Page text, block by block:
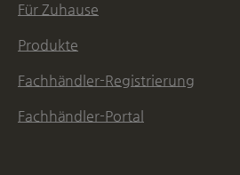
Für Zuhause
Produkte
Fachhändler-Registrierung
Fachhändler-Portal